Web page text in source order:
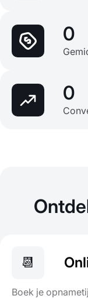
0
0
📆
Boek je